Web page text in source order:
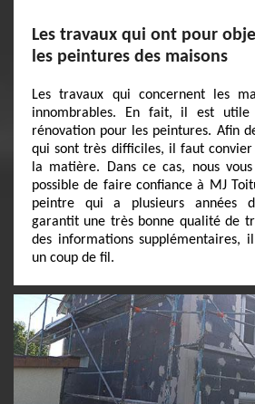
Les travaux qui ont pour
les peintures des maisons
Les travaux qui concernent les
innombrables. En fait, il est
rénovation pour les peintures. Afin
qui sont très difficiles, il faut
la matière. Dans ce cas, nous
possible de faire confiance à MJ
peintre qui a plusieurs années
garantit une très bonne qualité de
des informations supplémentaires,
un coup de fil.